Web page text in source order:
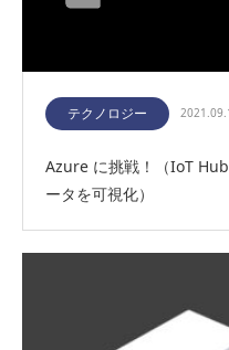
テクノロジー
Azure に挑戦！（IoT
ータを可視化）